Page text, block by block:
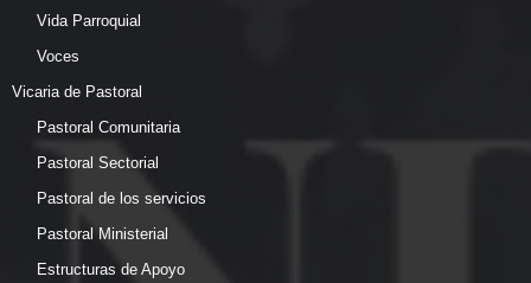
Vida Parroquial
Voces
Vicaria de Pastoral
Pastoral Comunitaria
Pastoral Sectorial
Pastoral de los servicios
Pastoral Ministerial
Estructuras de Apoyo